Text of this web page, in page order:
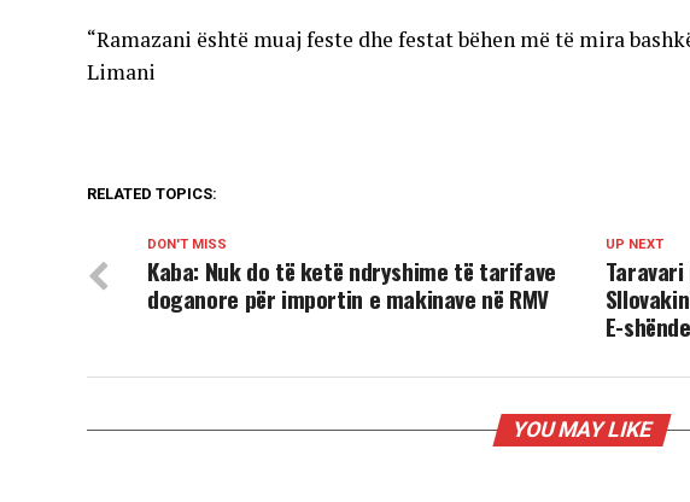
“Ramazani është muaj feste dhe festat bëhen më të mira
Limani
RELATED TOPICS:
UP NEXT
E-
DON'T MISS
Kaba: Nuk do të ketë ndryshime të tarifave
doganore për importin e makinave në RMV
YOU MAY LIKE